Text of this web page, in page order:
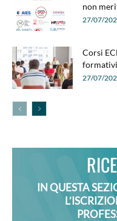
non
27/07/
Corsi
27/07/
IN QUESTA